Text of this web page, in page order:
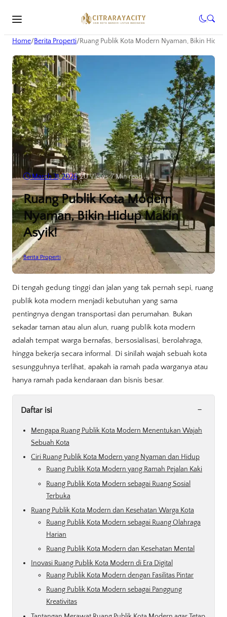
Home/Berita Properti/Ruang Publik Kota Modern Nyaman, Bikin
March 31, 2026•20Views•7 Min read
Ruang Publik Kota Modern
Nyaman, Bikin Hidup Makin
Asyik!
Berita Properti
Di tengah gedung tinggi dan jalan yang tak pernah sepi, ruang
publik kota modern menjadi kebutuhan yang sama
pentingnya dengan transportasi dan perumahan. Bukan
sekadar taman atau alun alun, ruang publik kota modern
adalah tempat warga bernafas, bersosialisasi, berolahraga,
hingga bekerja secara informal. Di sinilah wajah sebuah kota
sesungguhnya terlihat, apakah ia ramah pada warganya atau
hanya ramah pada kendaraan dan bisnis besar.
Daftar isi -
Mengapa Ruang Publik Kota Modern Menentukan Wajah
Sebuah Kota
Ciri Ruang Publik Kota Modern yang Nyaman dan Hidup
Ruang Publik Kota Modern yang Ramah Pejalan Kaki
Ruang Publik Kota Modern sebagai Ruang Sosial
Terbuka
Ruang Publik Kota Modern dan Kesehatan Warga Kota
Ruang Publik Kota Modern sebagai Ruang Olahraga
Harian
Ruang Publik Kota Modern dan Kesehatan Mental
Inovasi Ruang Publik Kota Modern di Era Digital
Ruang Publik Kota Modern dengan Fasilitas Pintar
Ruang Publik Kota Modern sebagai Panggung
Kreativitas